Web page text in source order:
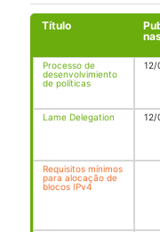
Título
Processo de
desenvolvimiento
de políticas
12/
Lame Delegation
12/
Requisitos mínimos
para alocação de
blocos IPv4